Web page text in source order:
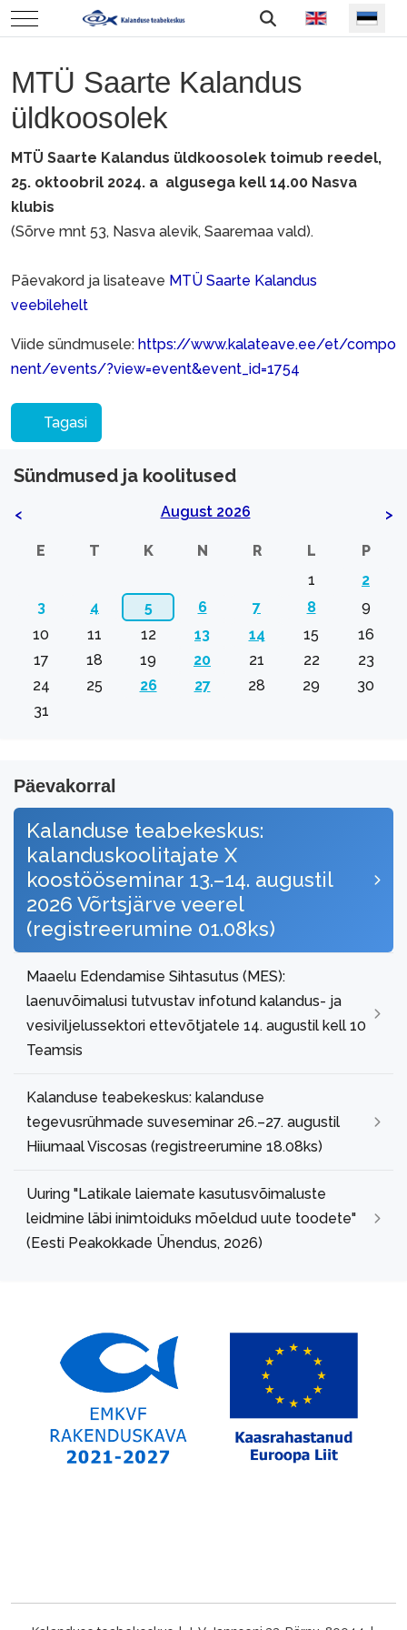
Mobile Menu Toggle Vali keel
MTÜ Saarte Kalandus
üldkoosolek
MTÜ Saarte Kalandus üldkoosolek toimub reedel,
25. oktoobril 2024. a algusega kell 14.00 Nasva
klubis
(Sõrve mnt 53, Nasva alevik, Saaremaa vald).
Päevakord ja lisateave MTÜ Saarte Kalandus
veebilehelt
Viide sündmusele: https://www.kalateave.ee/et/compo
nent/events/?view=event&event_id=1754
Tagasi
Sündmused ja koolitused
< August 2026 >
E T K N R L
P
1
2
3
4 5 6 7 8
9
10
11 12 13 14 15
16
17
18 19 20 21 22
23
24
25 26 27 28 29
30
31
Päevakorral
Kalanduse teabekeskus:
kalanduskoolitajate X
koostööseminar 13.–14. augustil
2026 Võrtsjärve veerel
(registreerumine 01.08ks)
Maaelu Edendamise Sihtasutus (MES):
laenuvõimalusi tutvustav infotund kalandus- ja
vesiviljelussektori ettevõtjatele 14. augustil kell 10
Teamsis
Kalanduse teabekeskus: kalanduse
tegevusrühmade suveseminar 26.–27. augustil
Hiiumaal Viscosas (registreerumine 18.08ks)
Uuring "Latikale laiemate kasutusvõimaluste
leidmine läbi inimtoiduks mõeldud uute toodete"
(Eesti Peakokkade Ühendus, 2026)